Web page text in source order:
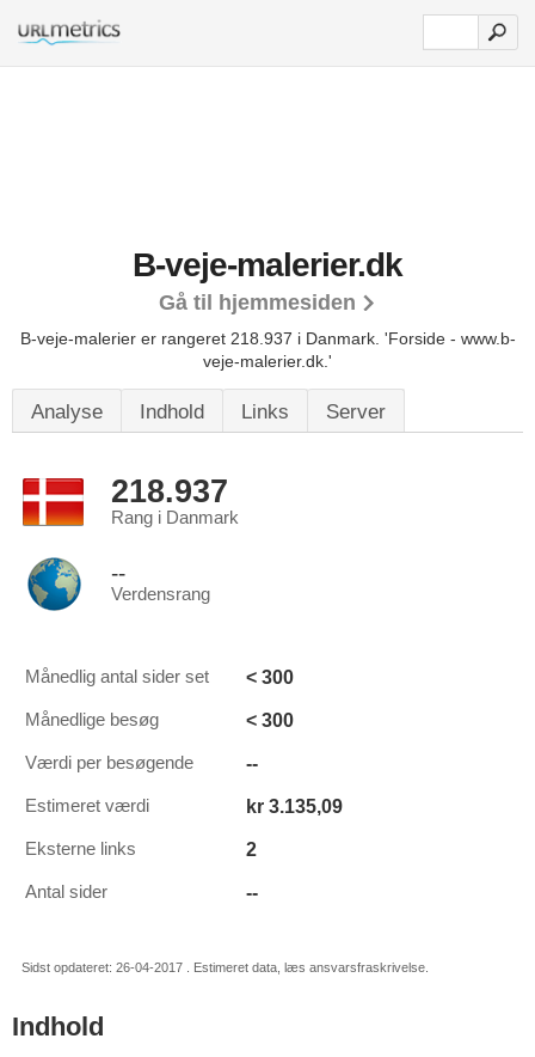
B-veje-malerier.dk
Gå til hjemmesiden
B-veje-malerier er rangeret 218.937 i Danmark. 'Forside - www.b-
veje-malerier.dk.'
Analyse Indhold Links Server
218.937
Rang i Danmark
--
Verdensrang
Månedlig antal sider set < 300
Månedlige besøg < 300
Værdi per besøgende --
Estimeret værdi kr 3.135,09
Eksterne links 2
Antal sider --
Sidst opdateret: 26-04-2017 . Estimeret data, læs ansvarsfraskrivelse.
Indhold